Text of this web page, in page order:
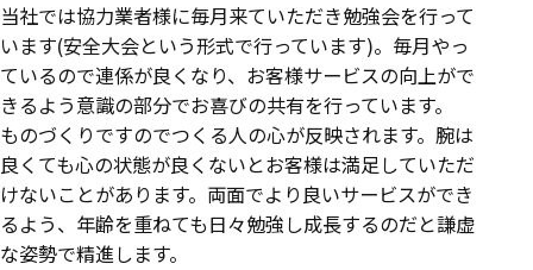
当社では協力業者様に毎月来ていただき勉強会を行って
います(安全大会という形式で行っています)。毎月やっ
ているので連係が良くなり、お客様サービスの向上がで
きるよう意識の部分でお喜びの共有を行っています。
ものづくりですのでつくる人の心が反映されます。腕は
良くても心の状態が良くないとお客様は満足していただ
けないことがあります。両面でより良いサービスができ
るよう、年齢を重ねても日々勉強し成長するのだと謙虚
な姿勢で精進します。